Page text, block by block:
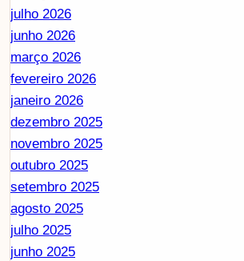
julho 2026
junho 2026
março 2026
fevereiro 2026
janeiro 2026
dezembro 2025
novembro 2025
outubro 2025
setembro 2025
agosto 2025
julho 2025
junho 2025